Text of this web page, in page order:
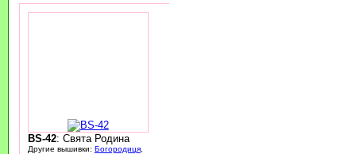
BS-42: Свята Родина
Другие вышивки: Богородиця,